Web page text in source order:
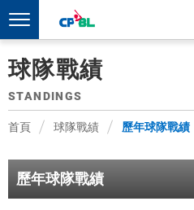
球隊戰績
STANDINGS
首頁 球隊戰績 歷年球隊戰績
歷年球隊戰績